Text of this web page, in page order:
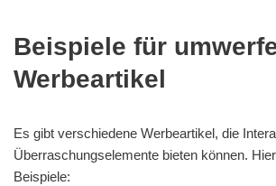
Beispiele für
Werbeartikel
Es gibt verschiedene Werbeartikel, die
Überraschungselemente bieten können.
Beispiele: